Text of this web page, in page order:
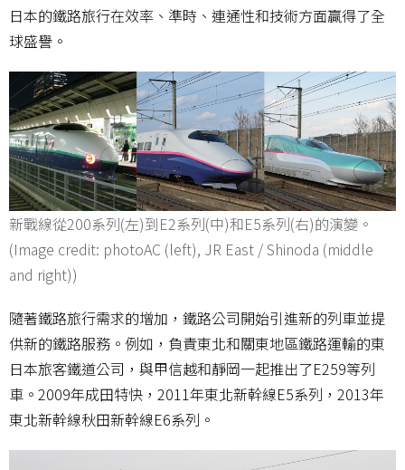
日本的鐵路旅行在效率、準時、連通性和技術方面贏得了全
球盛譽。
新戰線從200系列(左)到E2系列(中)和E5系列(右)的演變。
(Image credit: photoAC (left), JR East / Shinoda (middle
and right))
隨著鐵路旅行需求的增加，鐵路公司開始引進新的列車並提
供新的鐵路服務。例如，負責東北和關東地區鐵路運輸的東
日本旅客鐵道公司，與甲信越和靜岡一起推出了E259等列
車。2009年成田特快，2011年東北新幹線E5系列，2013年
東北新幹線秋田新幹線E6系列。